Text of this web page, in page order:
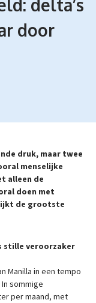
delta’s
door
druk, maar twee
menselijke
alleen de
doen met
de grootste
stille veroorzaker
Manilla in een tempo
sommige
per maand, met